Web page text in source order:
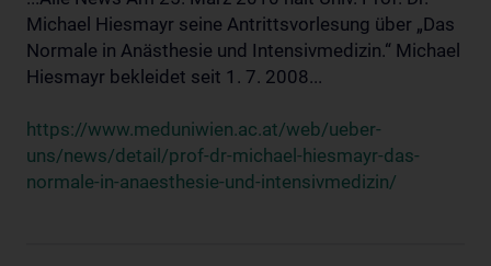
Michael Hiesmayr seine Antrittsvorlesung über „Das
Normale in Anästhesie und Intensivmedizin.“ Michael
Hiesmayr bekleidet seit 1. 7. 2008...
https://www.meduniwien.ac.at/web/ueber-
uns/news/detail/prof-dr-michael-hiesmayr-das-
normale-in-anaesthesie-und-intensivmedizin/